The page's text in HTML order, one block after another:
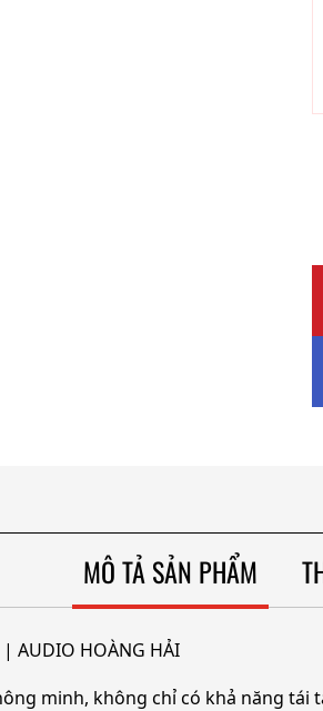
MÔ TẢ SẢN PHẨM
AUDIO HOÀNG HẢI
minh, không chỉ có khả năng tái